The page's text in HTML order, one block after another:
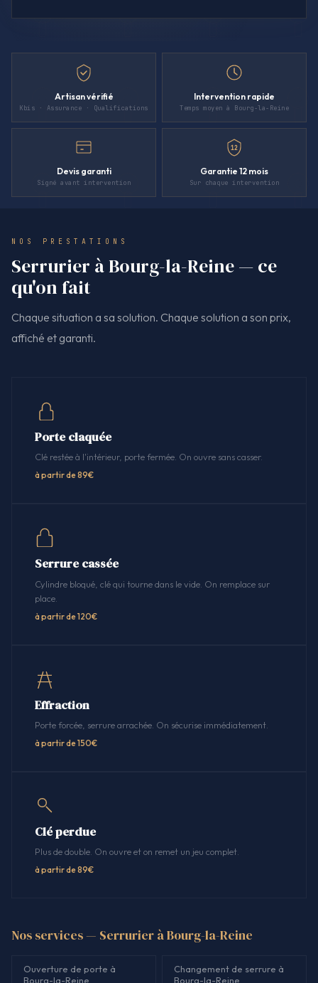
Artisan vérifié
Kbis · Assurance · Qualifications
Intervention rapide
Temps moyen à Bourg-la-Reine
Devis garanti
Signé avant intervention
12
Garantie 12 mois
Sur chaque intervention
NOS PRESTATIONS
Serrurier à Bourg-la-Reine — ce
qu'on fait
Chaque situation a sa solution. Chaque solution a son prix,
affiché et garanti.
Porte claquée
Clé restée à l'intérieur, porte fermée. On ouvre sans casser.
à partir de 89€
Serrure cassée
Cylindre bloqué, clé qui tourne dans le vide. On remplace sur
place.
à partir de 120€
Effraction
Porte forcée, serrure arrachée. On sécurise immédiatement.
à partir de 150€
Clé perdue
Plus de double. On ouvre et on remet un jeu complet.
à partir de 89€
Nos services — Serrurier à Bourg-la-Reine
Ouverture de porte à
Bourg-la-Reine
Changement de serrure à
Bourg-la-Reine